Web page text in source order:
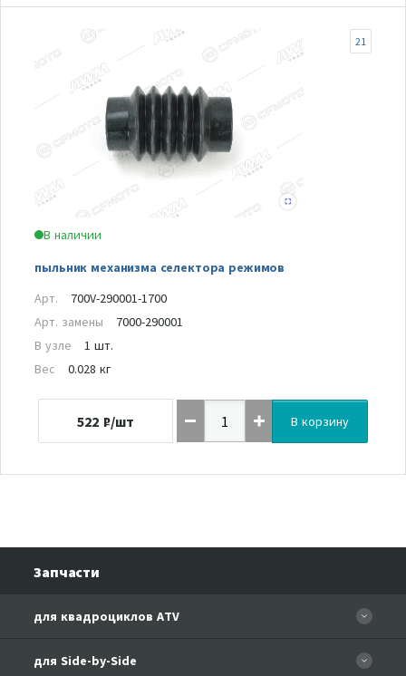
В наличии
пыльник механизма селектора режимов
21
Арт.
700V-290001-1700
Арт. замены
7000-290001
В узле
1 шт.
Вес
0.028 кг
522 ₽/шт В корзину
Запчасти
для квадроциклов ATV
CFORCE 110 EFI
для Side-by-Side